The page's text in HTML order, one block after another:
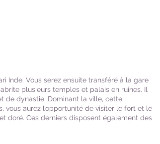
Inde. Vous serez ensuite transféré à la gare
plusieurs temples et palais en ruines. Il
de dynastie. Dominant la ville, cette
aurez l’opportunité de visiter le fort et le
doré. Ces derniers disposent également des